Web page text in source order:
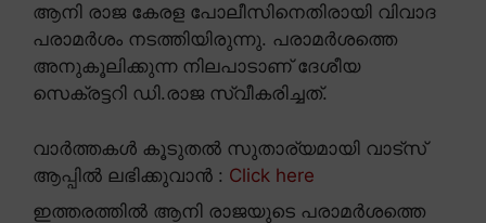
ആനി രാജ കേരള പോലീസിനെതിരായി വിവാദ
പരാമർശം നടത്തിയിരുന്നു. പരാമർശത്തെ
അനുകൂലിക്കുന്ന നിലപാടാണ് ദേശീയ
സെക്രട്ടറി ഡി.രാജ സ്വീകരിച്ചത്.
വാർത്തകൾ കൂടുതൽ സുതാര്യമായി വാട്സ്
ആപ്പിൽ ലഭിക്കുവാൻ : Click here
ഇത്തരത്തിൽ ആനി രാജയുടെ പരാമർശത്തെ